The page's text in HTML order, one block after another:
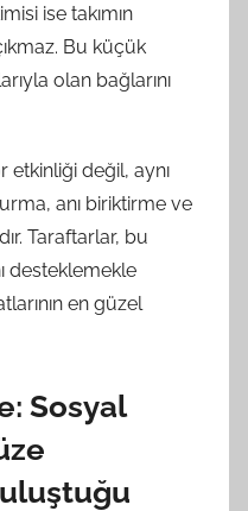
ise takımın
Bu küçük
olan bağlarını
değil, aynı
anı biriktirme ve
Taraftarlar, bu
desteklemekle
en güzel
Sosyal